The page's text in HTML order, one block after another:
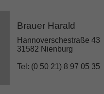
Brauer Harald
Hannoverschestraße 43
31582 Nienburg
Tel: (0 50 21) 8 97 05 35